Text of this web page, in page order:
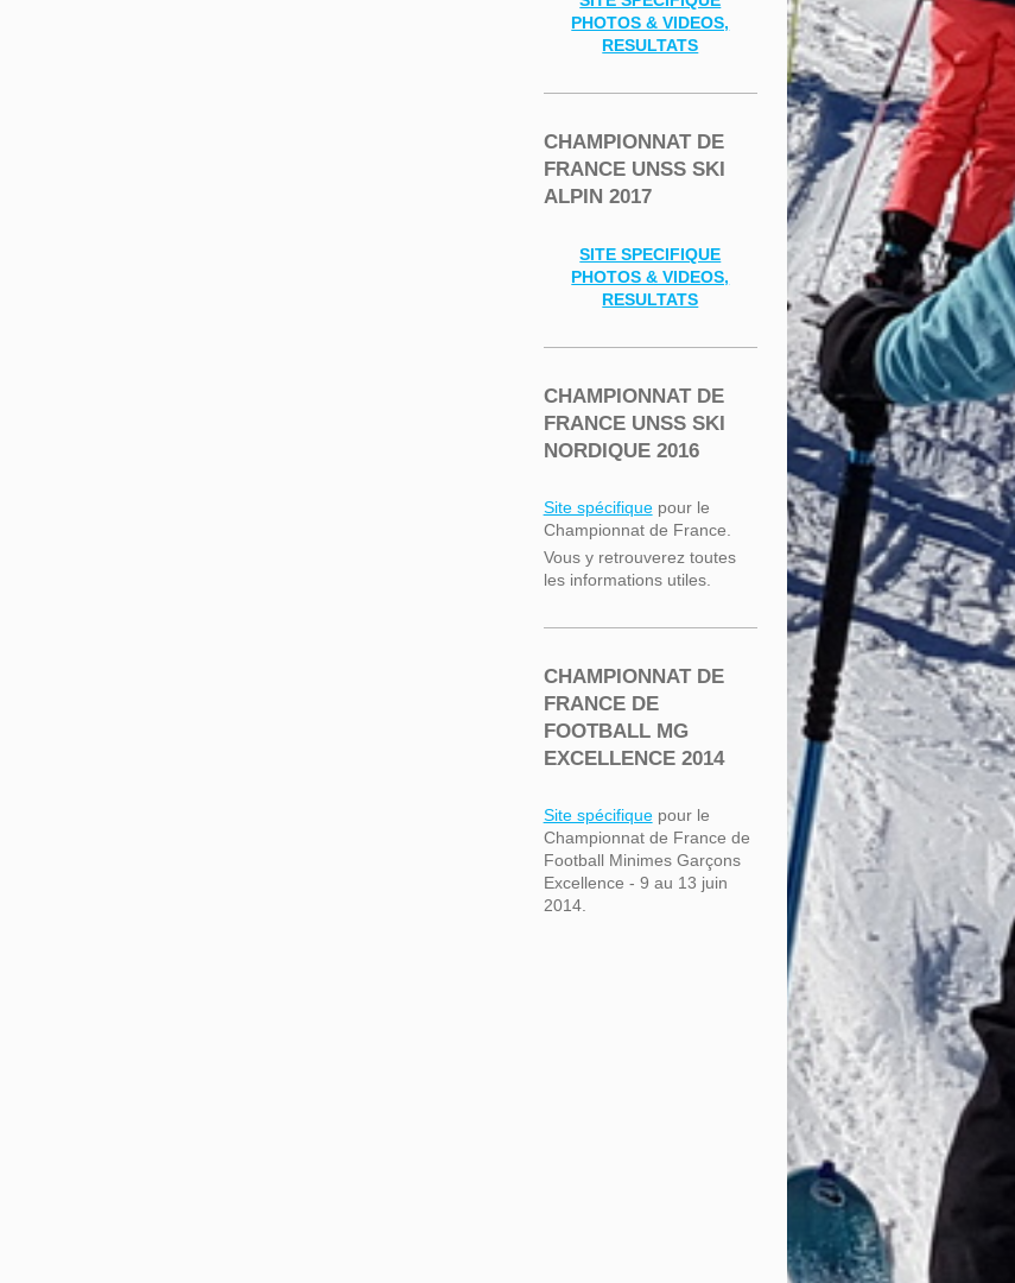
PHOTOS & VIDEOS,
RESULTATS
CHAMPIONNAT DE
FRANCE UNSS SKI
ALPIN 2017
SITE SPECIFIQUE
PHOTOS & VIDEOS,
RESULTATS
CHAMPIONNAT DE
FRANCE UNSS SKI
NORDIQUE 2016
Site spécifiquepour le
Championnat de France.
Vous y retrouverez toutes
les informations utiles.
CHAMPIONNAT DE
FRANCE DE
FOOTBALL MG
EXCELLENCE 2014
Site spécifiquepour le
Championnat de France de
Football Minimes Garçons
Excellence - 9 au 13 juin
2014.